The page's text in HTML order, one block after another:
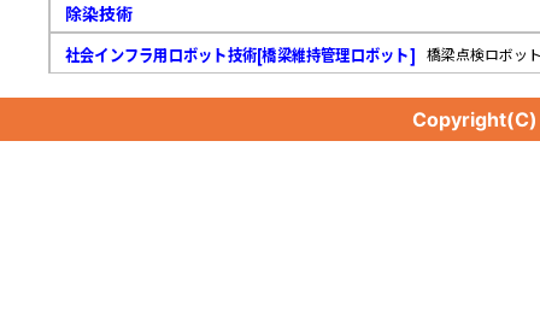
除染技術
社会インフラ用ロボット技術[橋梁維持管理ロボット] 橋梁点検ロボッ